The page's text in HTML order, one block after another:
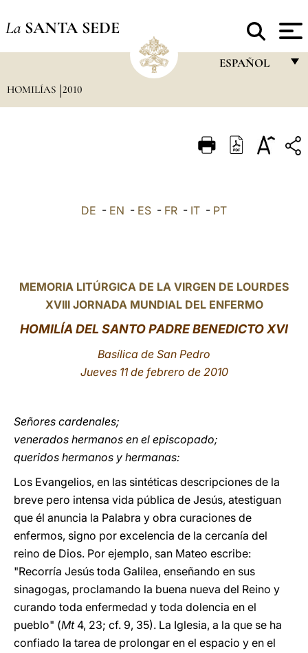
La SANTA SEDE
ESPAÑOL
ITALIANO
中文
LATINE
HOMILÍAS 2010
DE - EN - ES - FR - IT - PT
MEMORIA LITÚRGICA DE LA VIRGEN DE LOURDES
XVIII JORNADA MUNDIAL DEL ENFERMO
HOMILÍA DEL SANTO PADRE BENEDICTO XVI
Basílica de San Pedro
Jueves 11 de febrero de 2010
Señores cardenales;
venerados hermanos en el episcopado;
queridos hermanos y hermanas:
Los Evangelios, en las sintéticas descripciones de la
breve pero intensa vida pública de Jesús, atestiguan
que él anuncia la Palabra y obra curaciones de
enfermos, signo por excelencia de la cercanía del
reino de Dios. Por ejemplo, san Mateo escribe:
"Recorría Jesús toda Galilea, enseñando en sus
sinagogas, proclamando la buena nueva del Reino y
curando toda enfermedad y toda dolencia en el
pueblo" (Mt4, 23; cf. 9, 35). La Iglesia, a la que se ha
confiado la tarea de prolongar en el espacio y en el